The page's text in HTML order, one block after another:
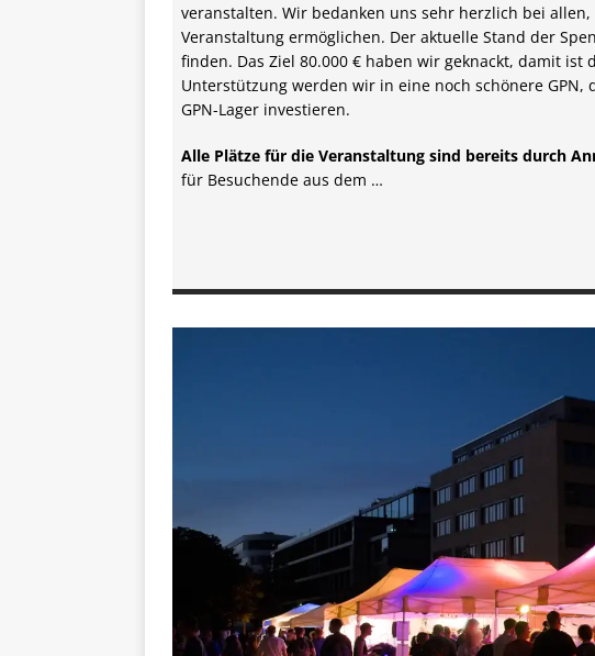
veranstalten. Wir bedanken uns sehr herzlich bei
Veranstaltung ermöglichen. Der aktuelle Stand der
finden. Das Ziel 80.000 € haben wir geknackt, damit ist
Unterstützung werden wir in eine noch schönere GPN,
GPN-Lager investieren.
Alle Plätze für die Veranstaltung sind bereits durch
für Besuchende aus dem …